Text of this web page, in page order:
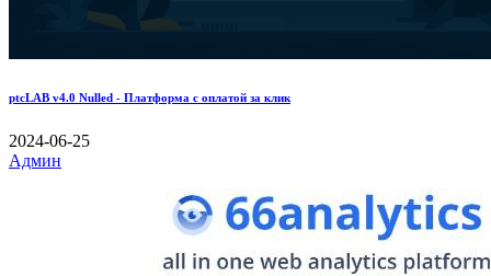
ptcLAB v4.0 Nulled - Платформа с оплатой за клик
2024-06-25
Админ